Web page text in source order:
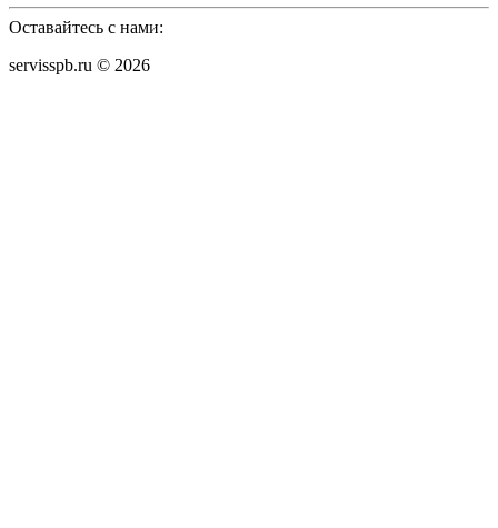
Оставайтесь с нами:
servisspb.ru © 2026